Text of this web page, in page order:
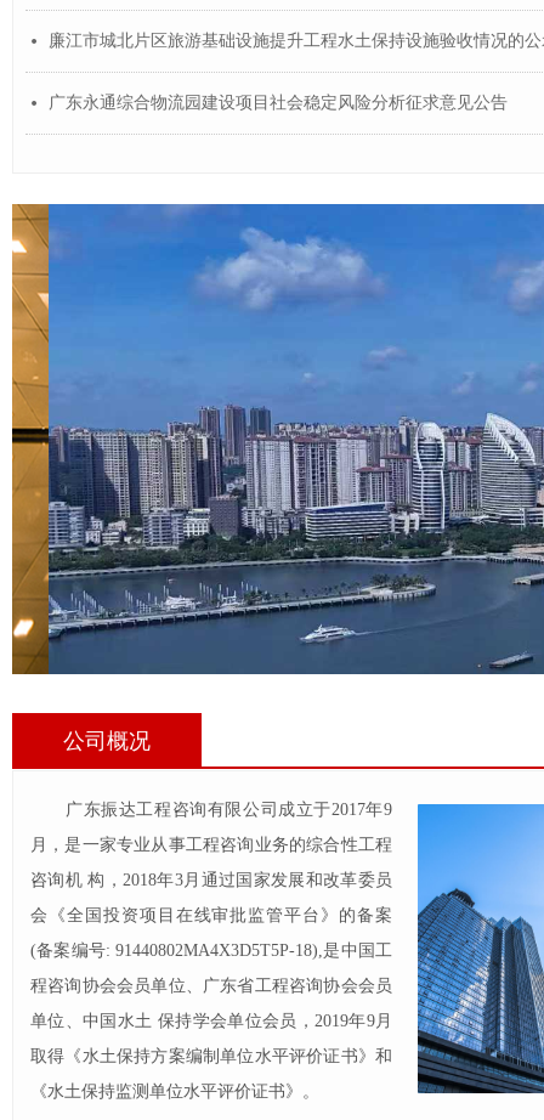
넸 廉江市城北片区旅游基础设施提升工程水土保持设施验收情况的
넸 广东永通综合物流园建设项目社会稳定风险分析征求意见公告
公司概况
广东振达工程咨询有限公司成立于2017年9
月，是一家专业从事工程咨询业务的综合性工程
咨询机 构，2018年3月通过国家发展和改革委员
会《全国投资项目在线审批监管平台》的备案
(备案编号: 91440802MA4X3D5T5P-18),是中国工
程咨询协会会员单位、广东省工程咨询协会会员
单位、中国水土 保持学会单位会员，2019年9月
取得《水土保持方案编制单位水平评价证书》和
《水土保持监测单位水平评价证书》。